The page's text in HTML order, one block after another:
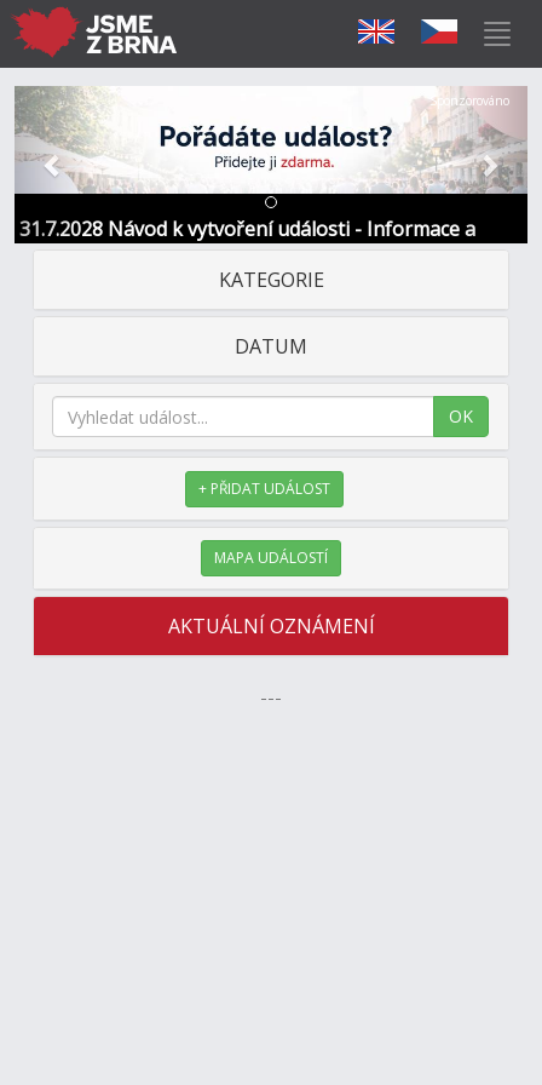
31.7.2028 Návod k vytvoření události - Informace a
kontakt
Předchozí Další
Sponzorováno
KATEGORIE
DATUM
OK
+ PŘIDAT UDÁLOST
MAPA UDÁLOSTÍ
AKTUÁLNÍ OZNÁMENÍ
---